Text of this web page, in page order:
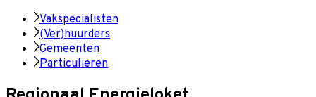
Vakspecialisten
(Ver)huurders
Gemeenten
Particulieren